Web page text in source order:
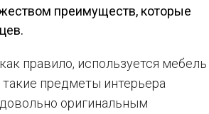
преимуществ, которые
правило, используется мебель
предметы интерьера
оригинальным